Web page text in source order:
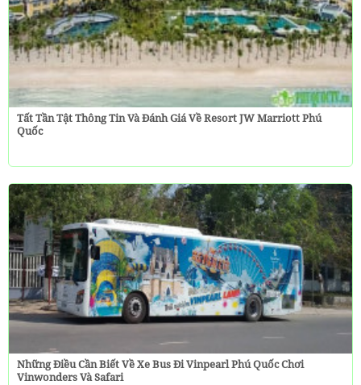
Tất Tần Tật Thông Tin Và Đánh Giá Về Resort JW Marriott Phú
Quốc
Những Điều Cần Biết Về Xe Bus Đi Vinpearl Phú Quốc Chơi
Vinwonders Và Safari